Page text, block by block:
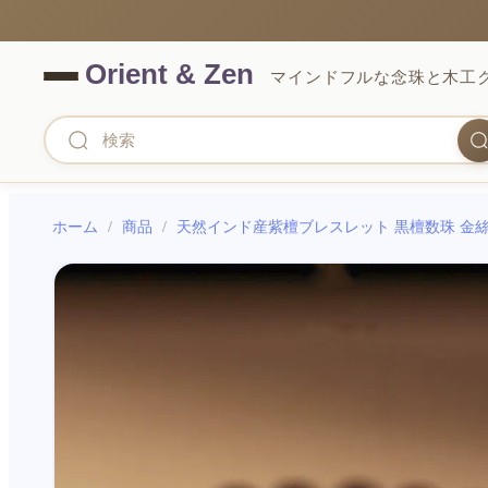
マインドフルな念珠と木工
ホーム / 商品 / 天然インド産紫檀ブレスレット 黒檀数珠 金